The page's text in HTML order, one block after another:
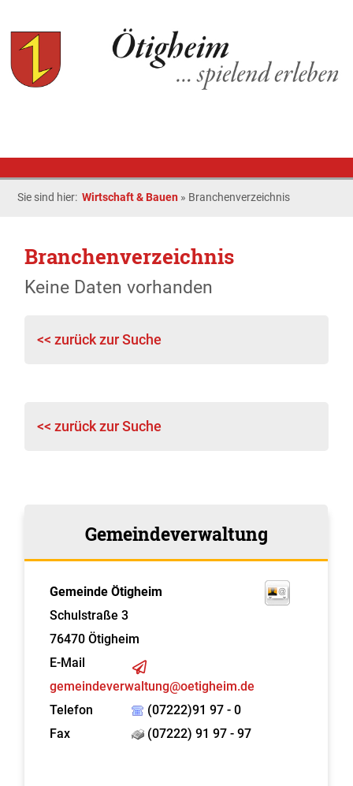
Sie sind hier:Wirtschaft & Bauen » Branchenverzeichnis
Branchenverzeichnis
Keine Daten vorhanden
<< zurück zur Suche
<< zurück zur Suche
Gemeindeverwaltung
Gemeinde Ötigheim
Schulstraße 3
76470 Ötigheim
E-Mail
gemeindeverwaltung@oetigheim.de
Telefon
(07222)91 97 - 0
Fax
(07222) 91 97 - 97